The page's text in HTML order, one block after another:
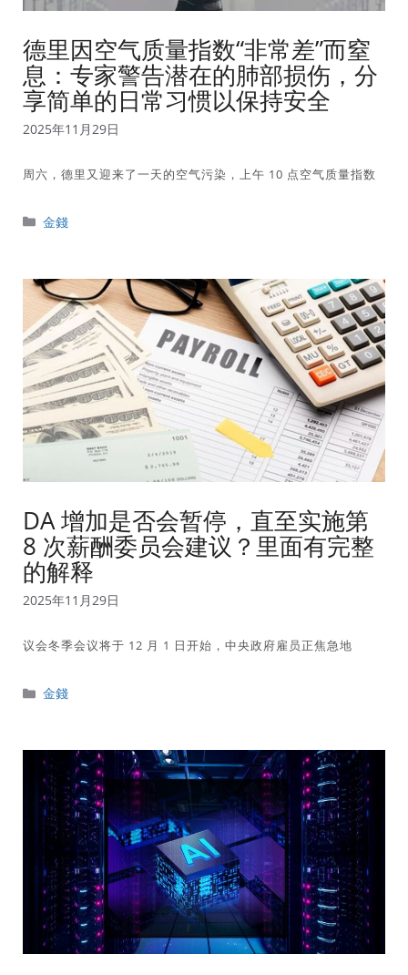
德里因空气质量指数“非常差”而窒
息：专家警告潜在的肺部损伤，分
享简单的日常习惯以保持安全
2025年11月29日
周六，德里又迎来了一天的空气污染，上午 10 点空气质量指数
分
金錢
DA 增加是否会暂停，直至实施第
8 次薪酬委员会建议？里面有完整
的解释
2025年11月29日
议会冬季会议将于 12 月 1 日开始，中央政府雇员正焦急地
分
金錢